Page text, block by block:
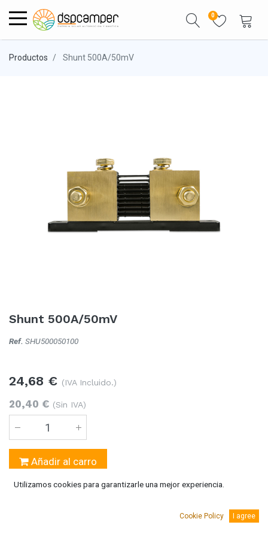
0
Productos Shunt 500A/50mV
Shunt 500A/50mV
Ref. SHU500050100
24,68 € (IVA Incluido.)
20,40 € (Sin IVA)
Añadir al carro
Temporalmente sin existencias
Se puede solicitar bajo pedido 5-10 días laborables
Utilizamos cookies para garantizarle una mejor experiencia.
Cookie Policy I agree